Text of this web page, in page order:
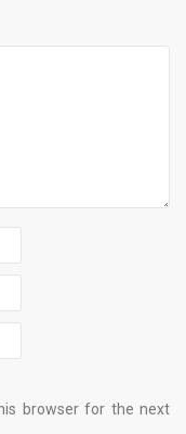
browser for the next